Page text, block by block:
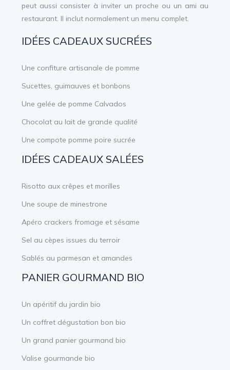
peut aussi consister à inviter un proche ou un ami au
restaurant. Il inclut normalement un menu complet.
IDÉES CADEAUX SUCRÉES
Une confiture artisanale de pomme
Sucettes, guimauves et bonbons
Une gelée de pomme Calvados
Chocolat au lait de grande qualité
Une compote pomme poire sucrée
IDÉES CADEAUX SALÉES
Risotto aux crêpes et morilles
Une soupe de minestrone
Apéro crackers fromage et sésame
Sel au cèpes issues du terroir
Sablés au parmesan et amandes
PANIER GOURMAND BIO
Un apéritif du jardin bio
Un coffret dégustation bon bio
Un grand panier gourmand bio
Valise gourmande bio